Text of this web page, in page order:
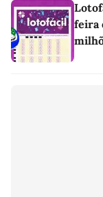
feira